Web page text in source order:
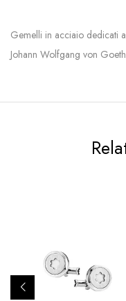
Gemelli in acciaio dedicati
Johann Wolfgang von